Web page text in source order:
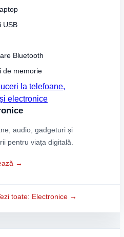
USB
Bluetooth
de memorie
audio, gadgeturi și
pentru viața digitală.
→
toate: Electronice →